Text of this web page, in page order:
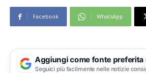
Facebook WhatsApp
Aggiungi come fonte preferita
Seguici più facilmente nelle notizie